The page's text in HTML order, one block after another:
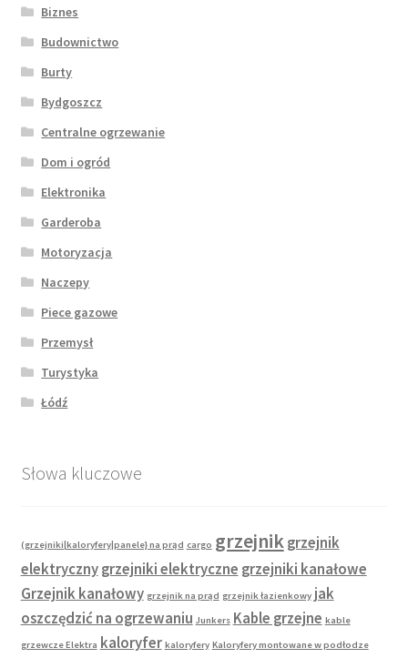
Biznes
Budownictwo
Burty
Bydgoszcz
Centralne ogrzewanie
Dom i ogród
Elektronika
Garderoba
Motoryzacja
Naczepy
Piece gazowe
Przemysł
Turystyka
Łódź
Słowa kluczowe
(grzejniki|kaloryfery|panele} na prąd cargo grzejnik grzejnik
elektryczny grzejniki elektryczne grzejniki kanałowe
Grzejnik kanałowy grzejnik na prąd grzejnik łazienkowy jak
oszczędzić na ogrzewaniu Junkers Kable grzejne kable
grzewcze Elektra kaloryfer kaloryfery Kaloryfery montowane w podłodze